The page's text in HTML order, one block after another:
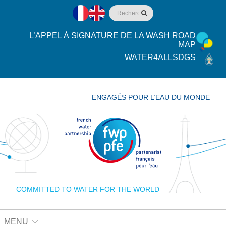
L’APPEL À SIGNATURE DE LA WASH ROAD
MAP
WATER4ALLSDGS
COMMITTED TO WATER FOR THE WORLD
ENGAGÉS POUR L’EAU DU MONDE
MENU